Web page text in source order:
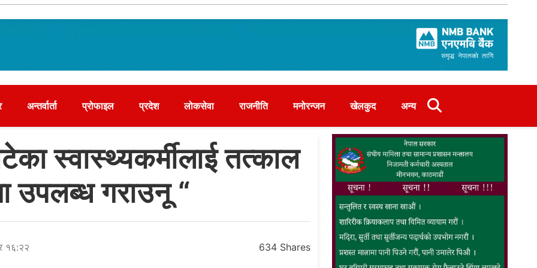
अन्तर्वार्ता प्रोफाइल प्रदेश लोकसेवा राजनीति मनोरन्जन खेलकुद अन्य
स्वास्थ्यकर्मीलाई तत्काल
उपलब्ध गराउनू “
१६:२२ 634 Shares